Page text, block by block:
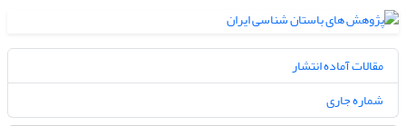
مقالات آماده انتشار
شماره جاری